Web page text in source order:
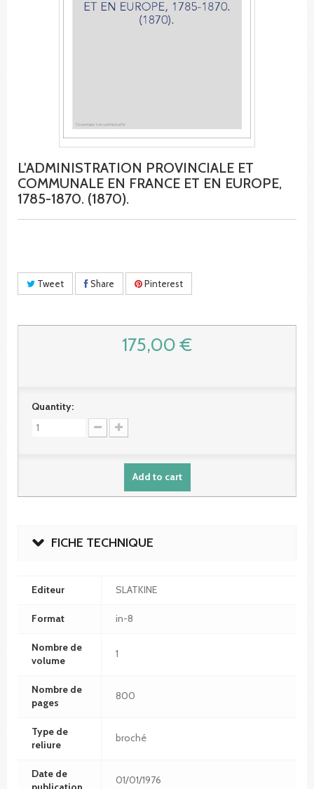
L'ADMINISTRATION PROVINCIALE ET
COMMUNALE EN FRANCE ET EN EUROPE,
1785-1870. (1870).
Tweet Share Pinterest
175,00 €
Quantity:
Add to cart
FICHE TECHNIQUE
Editeur SLATKINE
Format in-8
Nombre de
volume
1
Nombre de
pages
800
Type de
reliure
broché
Date de
01/01/1976